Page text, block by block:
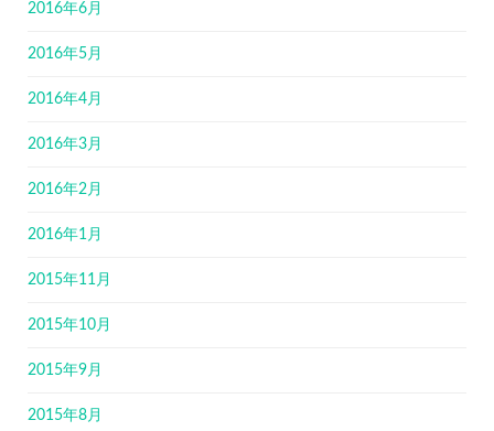
2016年6月
2016年5月
2016年4月
2016年3月
2016年2月
2016年1月
2015年11月
2015年10月
2015年9月
2015年8月